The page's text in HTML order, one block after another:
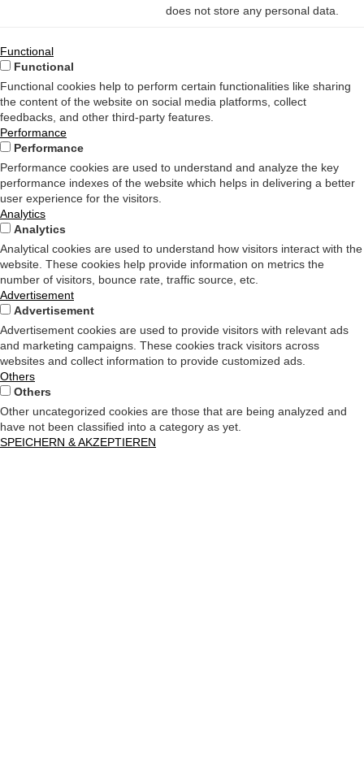
does not store any personal data.
Functional
Functional
Functional cookies help to perform certain functionalities like sharing
the content of the website on social media platforms, collect
feedbacks, and other third-party features.
Performance
Performance
Performance cookies are used to understand and analyze the key
performance indexes of the website which helps in delivering a better
user experience for the visitors.
Analytics
Analytics
Analytical cookies are used to understand how visitors interact with the
website. These cookies help provide information on metrics the
number of visitors, bounce rate, traffic source, etc.
Advertisement
Advertisement
Advertisement cookies are used to provide visitors with relevant ads
and marketing campaigns. These cookies track visitors across
websites and collect information to provide customized ads.
Others
Others
Other uncategorized cookies are those that are being analyzed and
have not been classified into a category as yet.
SPEICHERN & AKZEPTIEREN